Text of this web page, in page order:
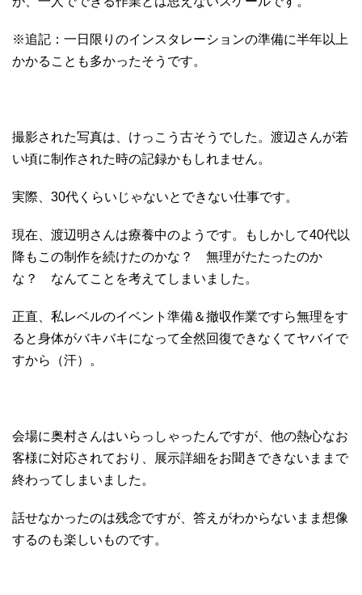
※追記：一日限りのインスタレーションの準備に半年以上
かかることも多かったそうです。
撮影された写真は、けっこう古そうでした。渡辺さんが若
い頃に制作された時の記録かもしれません。
実際、30代くらいじゃないとできない仕事です。
現在、渡辺明さんは療養中のようです。もしかして40代以
降もこの制作を続けたのかな？ 無理がたたったのか
な？ なんてことを考えてしまいました。
正直、私レベルのイベント準備＆撤収作業ですら無理をす
ると身体がバキバキになって全然回復できなくてヤバイで
すから（汗）。
会場に奥村さんはいらっしゃったんですが、他の熱心なお
客様に対応されており、展示詳細をお聞きできないままで
終わってしまいました。
話せなかったのは残念ですが、答えがわからないまま想像
するのも楽しいものです。